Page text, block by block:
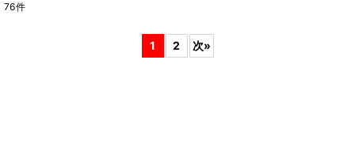
76件
1 2 次»